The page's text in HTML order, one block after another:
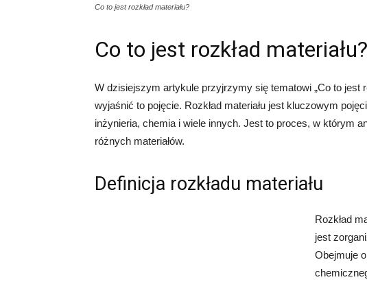
Co to jest rozkład materiału?
Co to jest rozkład materiału?
W dzisiejszym artykule przyjrzymy się tematowi „Co to jest
wyjaśnić to pojęcie. Rozkład materiału jest kluczowym
inżynieria, chemia i wiele innych. Jest to proces, w którym
różnych materiałów.
Definicja rozkładu materiału
Rozkład
jest
Obejmuje